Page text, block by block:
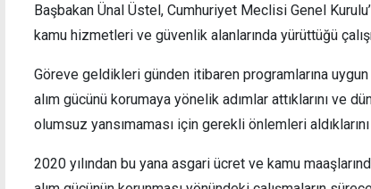
Başbakan Ünal Üstel, Cumhuriyet Meclisi Genel
kamu hizmetleri ve güvenlik alanlarında yürüttüğü
Göreve geldikleri günden itibaren programlarına uygun
alım gücünü korumaya yönelik adımlar attıklarını ve
olumsuz yansımaması için gerekli önlemleri
2020 yılından bu yana asgari ücret ve kamu